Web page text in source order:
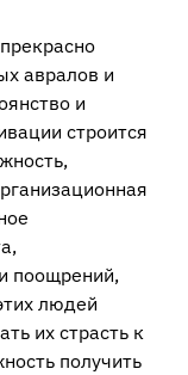
авралов и
и
строится
поощрений,
людей
их страсть к
получить